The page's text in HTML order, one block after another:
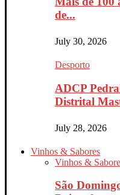
de...
July 30, 2026
Desporto
ADCP
Distrital
July 28, 2026
Vinhos & Sabores
Vinhos &
São